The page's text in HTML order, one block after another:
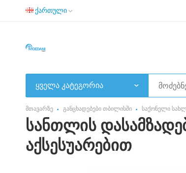
ქართული
ყველა კატეგორია
მთავარზე განცხადებები თბილისში საქონელი
სანთლის
აქსესუარებით